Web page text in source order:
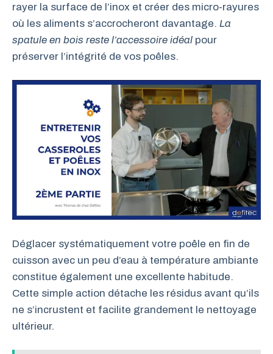
rayer la surface de l’inox et créer des micro-rayures
où les aliments s’accrocheront davantage. La
spatule en bois reste l’accessoire idéal pour
préserver l’intégrité de vos poêles.
Déglacer systématiquement votre poêle en fin de
cuisson avec un peu d’eau à température ambiante
constitue également une excellente habitude.
Cette simple action détache les résidus avant qu’ils
ne s’incrustent et facilite grandement le nettoyage
ultérieur.